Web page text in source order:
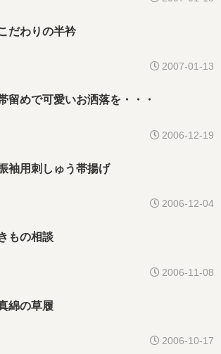
だわりの半衿
2007-01-13
留めで可愛いお洒落を・・・
2006-12-19
袖用刺しゅう帯揚げ
2006-12-04
もの相談
2006-11-08
綿の草履
2006-10-17